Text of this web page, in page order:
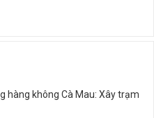
hàng không Cà Mau: Xây trạm